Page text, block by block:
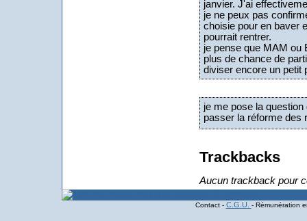
janvier. J'ai
je ne peux pas
choisie pour en baver
pourrait rentrer.
je pense que MAM ou
plus de chance de
diviser encore un petit
je me pose la
passer la réforme des
Trackbacks
Aucun trackback pour
Contact - C.G.U. - Rémunération